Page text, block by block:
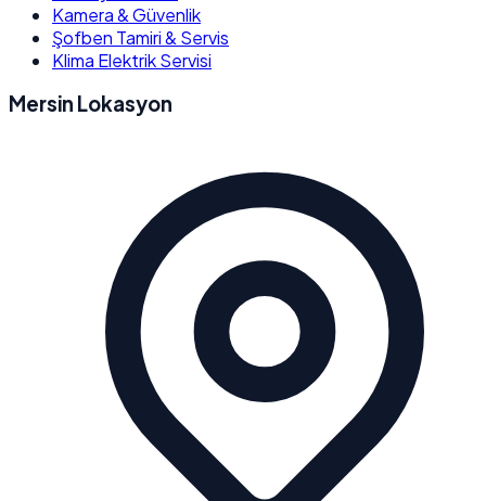
Kamera & Güvenlik
Şofben Tamiri & Servis
Klima Elektrik Servisi
Mersin Lokasyon